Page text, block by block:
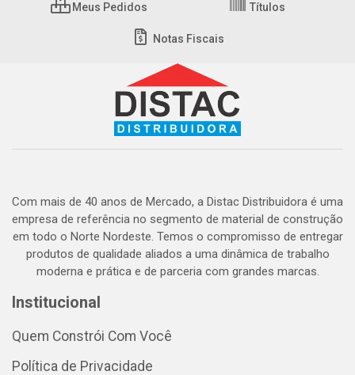
Meus Pedidos Títulos
Notas Fiscais
Com mais de 40 anos de Mercado, a Distac Distribuidora é uma
empresa de referência no segmento de material de construção
em todo o Norte Nordeste. Temos o compromisso de entregar
produtos de qualidade aliados a uma dinâmica de trabalho
moderna e prática e de parceria com grandes marcas.
Institucional
Quem Constrói Com Você
Política de Privacidade